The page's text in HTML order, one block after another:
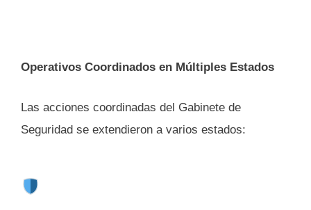
Operativos Coordinados en Múltiples Estados
Las acciones coordinadas del Gabinete de
Seguridad se extendieron a varios estados: